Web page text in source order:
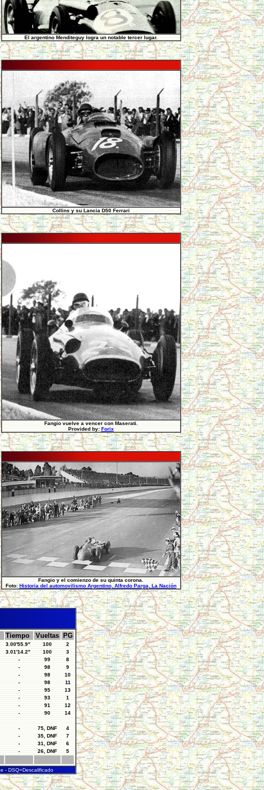
El argentino Menditeguy logra un notable tercer lugar.
Collins y su Lancia D50 Ferrari
Fangio vuelve a vencer con Maserati.
Provided by: Forix
Fangio y el comienzo de su quinta corona.
Foto: Historia del automovilismo Argentino, Alfredo Parga, La Nación
Tiempo Vueltas PG
3.00'55.9" 100
2
3.01'14.2" 100
3
- 99
8
- 98
9
- 98
10
- 98
11
- 95
13
- 93
1
- 91
12
- 90 14
- 75, DNF
4
- 35, DNF
7
- 31, DNF
6
- 26, DNF 5
- DSQ=Descalificado